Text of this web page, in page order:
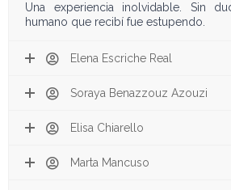
Una experiencia inolvidable. Sin
humano que recibí fue estupendo.
Elena Escriche Real
Soraya Benazzouz Azouzi
Elisa Chiarello
Marta Mancuso